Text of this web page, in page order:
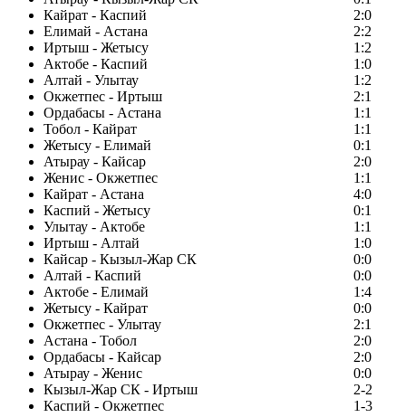
Кайрат - Каспий
2:0
Елимай - Астана
2:2
Иртыш - Жетысу
1:2
Актобе - Каспий
1:0
Алтай - Улытау
1:2
Окжетпес - Иртыш
2:1
Ордабасы - Астана
1:1
Тобол - Кайрат
1:1
Жетысу - Елимай
0:1
Атырау - Кайсар
2:0
Женис - Окжетпес
1:1
Кайрат - Астана
4:0
Каспий - Жетысу
0:1
Улытау - Актобе
1:1
Иртыш - Алтай
1:0
Кайсар - Кызыл-Жар СК
0:0
Алтай - Каспий
0:0
Актобе - Елимай
1:4
Жетысу - Кайрат
0:0
Окжетпес - Улытау
2:1
Астана - Тобол
2:0
Ордабасы - Кайсар
2:0
Атырау - Женис
0:0
Кызыл-Жар СК - Иртыш
2-2
Каспий - Окжетпес
1-3